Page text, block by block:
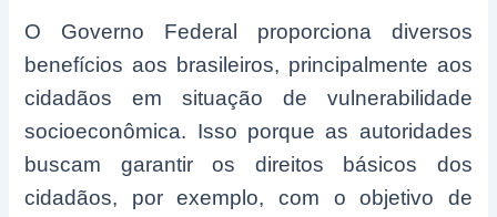
O Governo Federal proporciona diversos
benefícios aos brasileiros, principalmente aos
cidadãos em situação de vulnerabilidade
socioeconômica. Isso porque as autoridades
buscam garantir os direitos básicos dos
cidadãos, por exemplo, com o objetivo de